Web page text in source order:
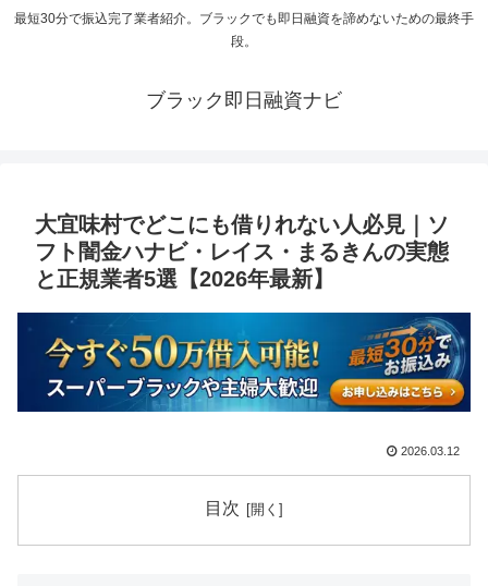
最短30分で振込完了業者紹介。ブラックでも即日融資を諦めないための最終手
段。
ブラック即日融資ナビ
大宜味村でどこにも借りれない人必見｜ソ
フト闇金ハナビ・レイス・まるきんの実態
と正規業者5選【2026年最新】
2026.03.12
目次